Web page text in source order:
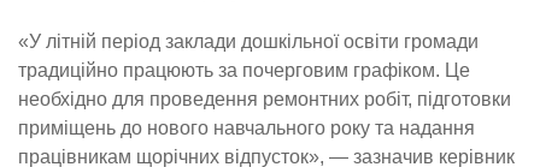
«У літній період заклади дошкільної освіти громади
традиційно працюють за почерговим графіком. Це
необхідно для проведення ремонтних робіт, підготовки
приміщень до нового навчального року та надання
працівникам щорічних відпусток», — зазначив керівник